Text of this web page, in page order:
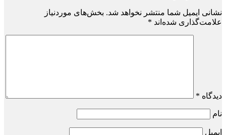
نشانی ایمیل شما منتشر نخواهد شد. بخش‌های موردنیاز
علامت‌گذاری شده‌اند *
دیدگاه *
نام
ایمیل